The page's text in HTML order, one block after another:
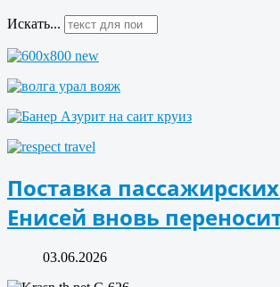
Искать...
Поставка
Енисей вновь
03.06.2026